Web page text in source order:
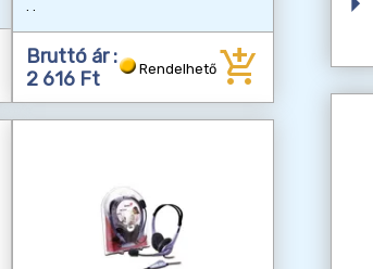
Bruttó ár :
2 616 Ft
Rendelhető add_shopping_cart